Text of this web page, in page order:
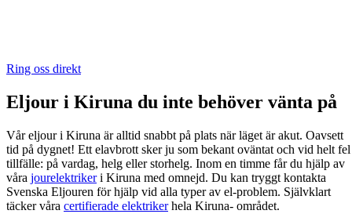
Ring oss direkt
Eljour i Kiruna du inte behöver vänta på
Vår eljour i Kiruna är alltid snabbt på plats när läget är akut. Oavsett
tid på dygnet! Ett elavbrott sker ju som bekant oväntat och vid helt fel
tillfälle: på vardag, helg eller storhelg. Inom en timme får du hjälp av
våra jourelektrikeri Kiruna med omnejd. Du kan tryggt kontakta
Svenska Eljouren för hjälp vid alla typer av el-problem. Självklart
täcker våra certifierade elektrikerhela Kiruna- området.